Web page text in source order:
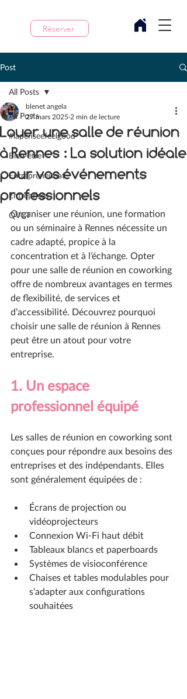
Réserver
Post
All Posts
#lapenseefeelgood
Bien-être
Entrepreneuriat
Entreprises
QVCT
All Posts
Louer une salle de réunion
à Rennes : La solution idéale
pour vos événements
professionnels
blenet angela
27 mars 2025 2 min de lecture
Organiser une réunion, une formation
ou un séminaire à Rennes nécessite un
cadre adapté, propice à la
concentration et à l’échange. Opter
pour une salle de réunion en coworking
offre de nombreux avantages en termes
de flexibilité, de services et
d’accessibilité. Découvrez pourquoi
choisir une salle de réunion à Rennes
peut être un atout pour votre
entreprise.
1. Un espace
professionnel équipé
Les salles de réunion en coworking sont
conçues pour répondre aux besoins des
entreprises et des indépendants. Elles
sont généralement équipées de :
Écrans de projection ou
vidéoprojecteurs
Connexion Wi-Fi haut débit
Tableaux blancs et paperboards
Systèmes de visioconférence
Chaises et tables modulables pour
s’adapter aux configurations
souhaitées